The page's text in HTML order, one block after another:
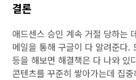
결론
애드센스 승인 계속 거절 당하는
메일을 통해 구글이 다 알려준다.
등을 해보면 해결책은 다 나와 있
콘텐츠를 꾸준히 쌓아가는데 집중